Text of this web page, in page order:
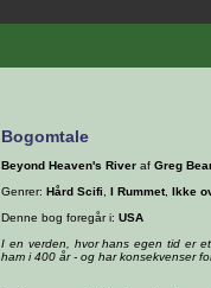
Bogomtale
Beyond Heaven's River af Greg
Genrer: Hård Scifi I Rummet, Ikke
Denne bog foregår i: USA
I en verden, hvor hans egen tid er
ham i 400 år - og har konsekvenser